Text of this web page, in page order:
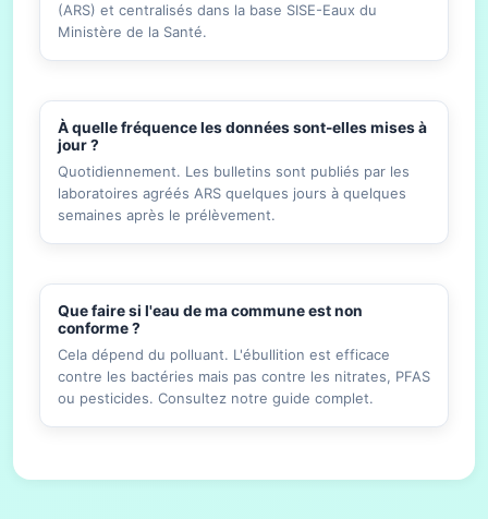
(ARS) et centralisés dans la base SISE-Eaux du
Ministère de la Santé.
À quelle fréquence les données sont-elles mises à
jour ?
Quotidiennement. Les bulletins sont publiés par les
laboratoires agréés ARS quelques jours à quelques
semaines après le prélèvement.
Que faire si l'eau de ma commune est non
conforme ?
Cela dépend du polluant. L'ébullition est efficace
contre les bactéries mais pas contre les nitrates, PFAS
ou pesticides. Consultez notre guide complet.